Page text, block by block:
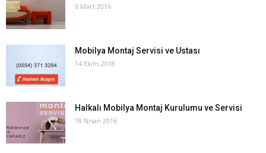
6 Mart 2016
Mobilya Montaj Servisi ve Ustası
14 Ekim 2018
Halkalı Mobilya Montaj Kurulumu ve Servisi
18 Nisan 2016